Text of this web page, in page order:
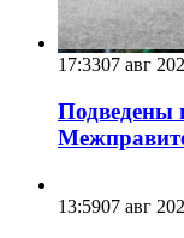
17:3307 авг
Подведены
13:5907 авг